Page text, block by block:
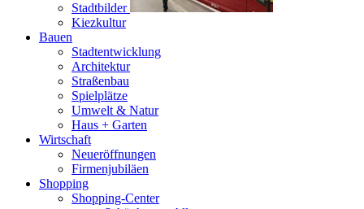
Stadtbilder
Kiezkultur
Bauen
Stadtentwicklung
Architektur
Straßenbau
Spielplätze
Umwelt & Natur
Haus + Garten
Wirtschaft
Neueröffnungen
Firmenjubiläen
Shopping
Shopping-Center